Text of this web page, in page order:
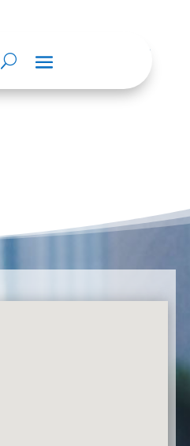
asociaciones